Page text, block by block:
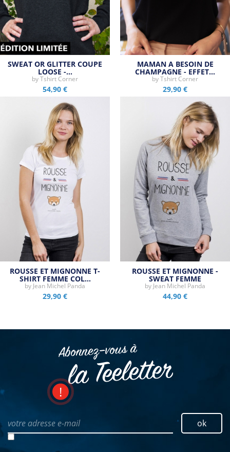
SWEAT OR GLITTER COUPE
LOOSE -…
byTshirt Corner
54,90 €
MAMAN A BESOIN DE
CHAMPAGNE - EFFET…
byTshirt Corner
29,90 €
ROUSSE ET MIGNONNE T-
SHIRT FEMME COL…
by Jean Michel Panda
29,90 €
ROUSSE ET MIGNONNE -
SWEAT FEMME
by Jean Michel Panda
44,90 €
Abonnez–vous à
la Teeletter
votre adresse e-mail ok